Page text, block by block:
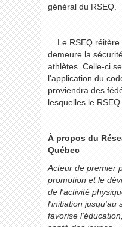
général du RSEQ.
Le RSEQ réitère
demeure la
athlètes. Celle-ci
l'application du
proviendra des
lesquelles le
À propos du
Québec
Acteur de premier
promotion et le
de l'activité
l'initiation jusqu'au
favorise